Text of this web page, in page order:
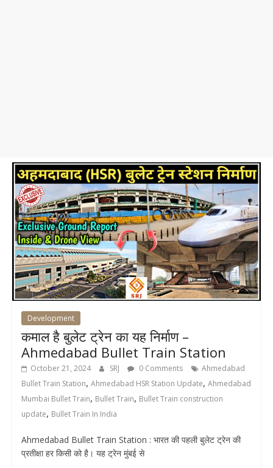
Development
कमाल है बुलेट ट्रेन का यह निर्माण –
Ahmedabad Bullet Train Station
October 21, 2024 SRJ 0 Comments
Ahmedabad
Bullet Train Station, Ahmedabad HSR Station Update, Ahmedabad
Mumbai Bullet Train, Bullet Train, Bullet Train construction
update, Bullet Train In India
Ahmedabad Bullet Train Station : भारत की पहली बुलेट ट्रेन की
प्रतीक्षा हर किसी को है। यह ट्रेन मुंबई से